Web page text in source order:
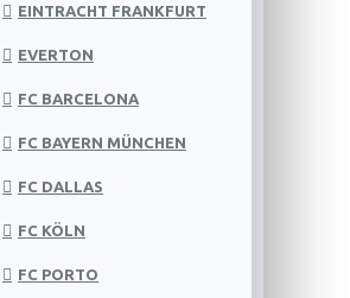
EINTRACHT FRANKFURT
EVERTON
FC BARCELONA
FC BAYERN MÜNCHEN
FC DALLAS
FC KÖLN
FC PORTO